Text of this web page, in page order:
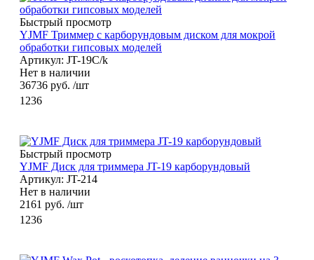
Быстрый просмотр
YJMF Триммер с карборундовым диском для мокрой
обработки гипсовых моделей
Артикул: JT-19С/k
Нет в наличии
36736 руб. /шт
1236
Быстрый просмотр
YJMF Диск для триммера JT-19 карборундовый
Артикул: JT-214
Нет в наличии
2161 руб. /шт
1236